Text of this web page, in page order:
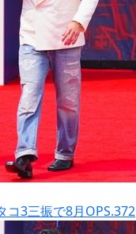
コ3三振で8月OPS.372